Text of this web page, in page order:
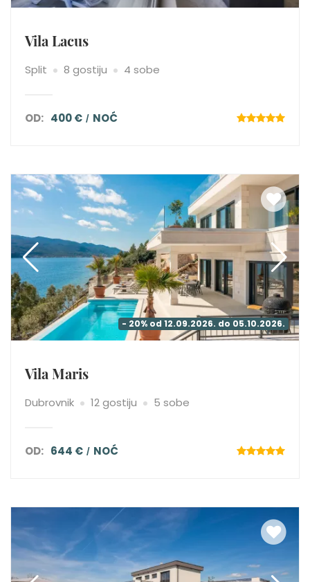
Vila Lacus
Split 8 gostiju 4 sobe
OD: 400 € NOĆ
- 20% od 12.09.2026. do 05.10.2026.
Vila Maris
Dubrovnik 12 gostiju 5 sobe
OD: 644 € NOĆ